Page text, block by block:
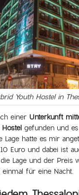
Youth Hostel in
einer Unterkunft
Hostel gefunden und
Lage hatte es mir
Euro und dabei ist
Lage und der Preis
für eine Nacht.